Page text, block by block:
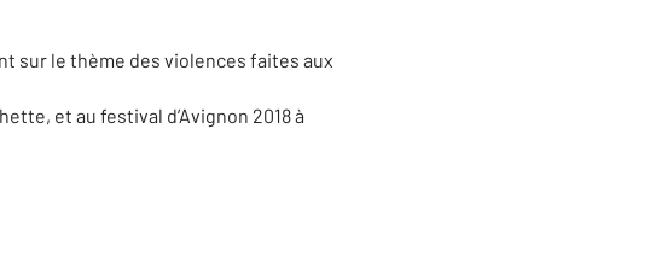
sur le thème des violences faites aux
et au festival d’Avignon 2018 à